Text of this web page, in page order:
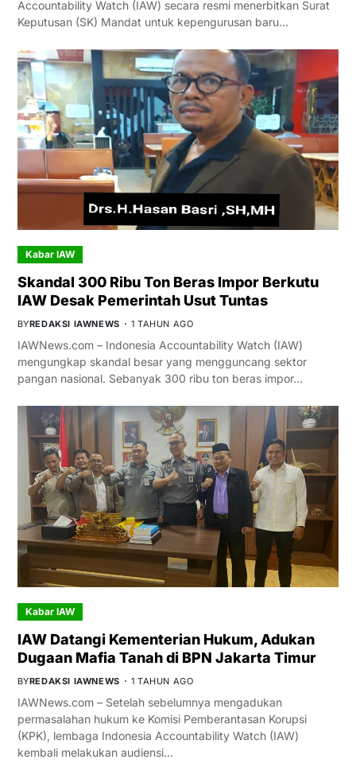
Accountability Watch (IAW) secara resmi menerbitkan Surat
Keputusan (SK) Mandat untuk kepengurusan baru…
Kabar IAW
Skandal 300 Ribu Ton Beras Impor Berkutu
IAW Desak Pemerintah Usut Tuntas
BYREDAKSI IAWNEWS 1 TAHUN AGO
IAWNews.com – Indonesia Accountability Watch (IAW)
mengungkap skandal besar yang mengguncang sektor
pangan nasional. Sebanyak 300 ribu ton beras impor…
Kabar IAW
IAW Datangi Kementerian Hukum, Adukan
Dugaan Mafia Tanah di BPN Jakarta Timur
BYREDAKSI IAWNEWS 1 TAHUN AGO
IAWNews.com – Setelah sebelumnya mengadukan
permasalahan hukum ke Komisi Pemberantasan Korupsi
(KPK), lembaga Indonesia Accountability Watch (IAW)
kembali melakukan audiensi…